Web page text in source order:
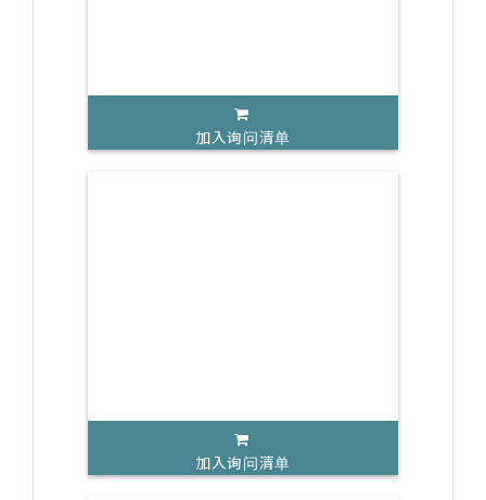
加入询问清单
加入询问清单